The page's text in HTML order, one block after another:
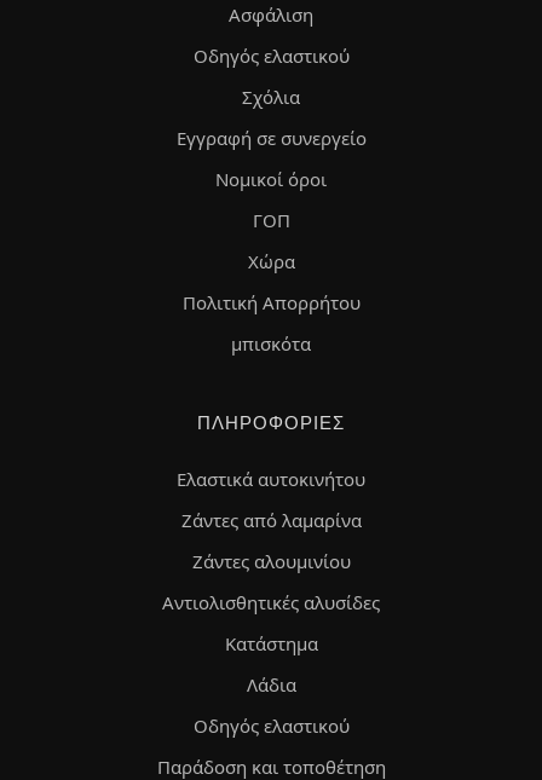
Ασφάλιση
Οδηγός ελαστικού
Σχόλια
Εγγραφή σε συνεργείο
Νομικοί όροι
ΓΟΠ
Χώρα
Πολιτική Απορρήτου
μπισκότα
ΠΛΗΡΟΦΟΡΊΕΣ
Ελαστικά αυτοκινήτου
Ζάντες από λαμαρίνα
Ζάντες αλουμινίου
Αντιολισθητικές αλυσίδες
Κατάστημα
Λάδια
Οδηγός ελαστικού
Παράδοση και τοποθέτηση